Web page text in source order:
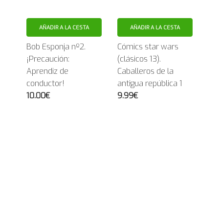
AÑADIR A LA CESTA
Bob Esponja nº2.
¡Precaución:
Aprendiz de
conductor!
10.00€
AÑADIR A LA CESTA
Cómics star wars
(clásicos 13).
Caballeros de la
antigua república 1
9.99€